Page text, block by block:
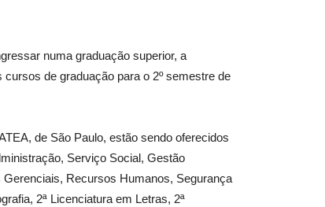
numa graduação superior, a
de graduação para o 2º semestre de
de São Paulo, estão sendo oferecidos
Serviço Social, Gestão
Recursos Humanos, Segurança
2ª Licenciatura em Letras, 2ª